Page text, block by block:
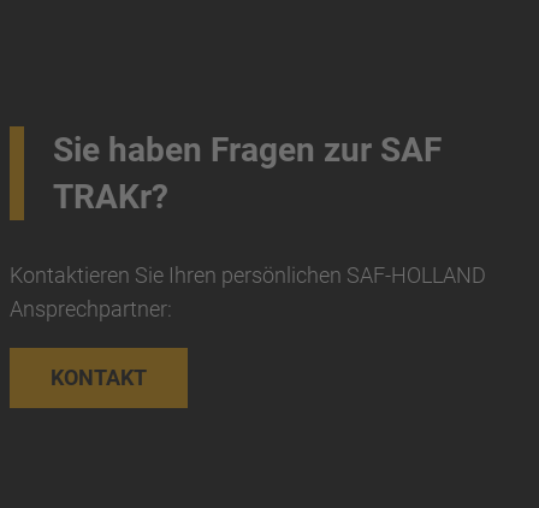
Sie haben Fragen zur SAF
TRAKr?
Kontaktieren Sie Ihren persönlichen SAF-HOLLAND
Ansprechpartner:
KONTAKT